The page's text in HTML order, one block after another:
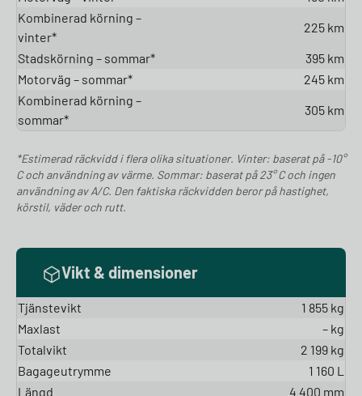
Kombinerad körning –
vinter*
225 km
Stadskörning – sommar*
395 km
Motorväg – sommar*
245 km
Kombinerad körning –
sommar*
305 km
*Estimerad räckvidd i flera olika situationer. Vinter: baserat på -10°
C och användning av värme. Sommar: baserat på 23° C och ingen
användning av A/C. Den faktiska räckvidden beror på hastighet,
körstil, väder och rutt.
Vikt & dimensioner
Tjänstevikt
1 855 kg
Maxlast
– kg
Totalvikt
2 199 kg
Bagageutrymme
1 160 L
Längd
4 400 mm